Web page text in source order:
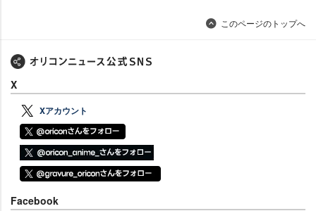
このページのトップへ
X
Xアカウント
Facebook